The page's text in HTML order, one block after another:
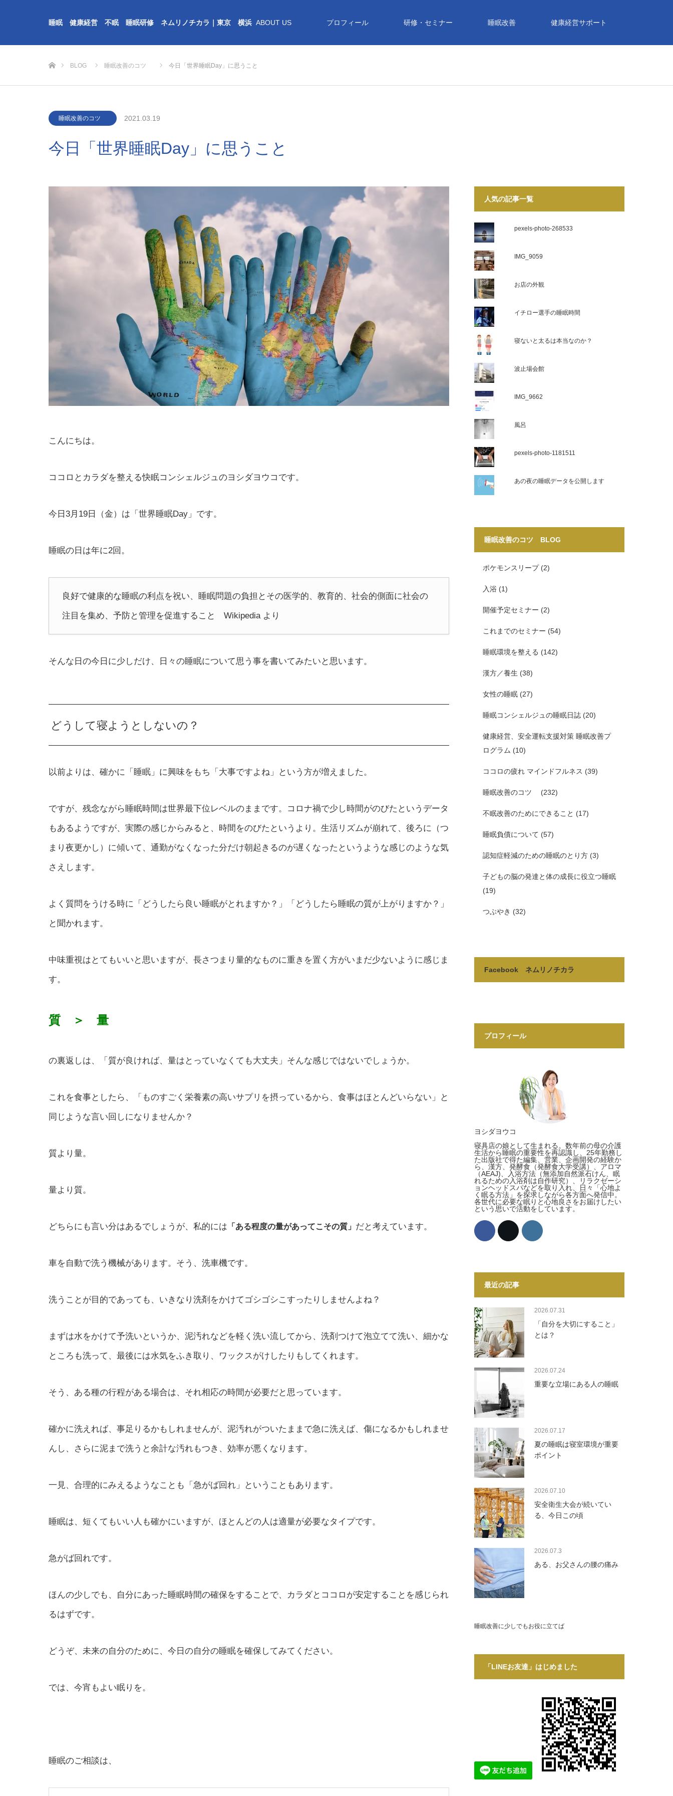
睡眠 健康経営 不眠 睡眠研修 ネムリノチカラ｜東京 横浜 ABOUT US プロフィール 研修・セミナー 睡眠改善 健康経営サポート
BLOG 睡眠改善のコツ 今日「世界睡眠Day」に思うこと
睡眠改善のコツ 2021.03.19
今日「世界睡眠Day」に思うこと
こんにちは。
ココロとカラダを整える快眠コンシェルジュのヨシダヨウコです。
今日3月19日（金）は「世界睡眠Day」です。
睡眠の日は年に2回。
良好で健康的な睡眠の利点を祝い、睡眠問題の負担とその医学的、教育的、社会的側面に社会の
注目を集め、予防と管理を促進すること Wikipedia より
そんな日の今日に少しだけ、日々の睡眠について思う事を書いてみたいと思います。
どうして寝ようとしないの？
以前よりは、確かに「睡眠」に興味をもち「大事ですよね」という方が増えました。
ですが、残念ながら睡眠時間は世界最下位レベルのままです。コロナ禍で少し時間がのびたというデータ
もあるようですが、実際の感じからみると、時間をのびたというより。生活リズムが崩れて、後ろに（つ
まり夜更かし）に傾いて、通勤がなくなった分だけ朝起きるのが遅くなったというような感じのような気
さえします。
よく質問をうける時に「どうしたら良い睡眠がとれますか？」「どうしたら睡眠の質が上がりますか？」
と聞かれます。
中味重視はとてもいいと思いますが、長さつまり量的なものに重きを置く方がいまだ少ないように感じま
す。
質 ＞ 量
の裏返しは、「質が良ければ、量はとっていなくても大丈夫」そんな感じではないでしょうか。
これを食事としたら、「ものすごく栄養素の高いサプリを摂っているから、食事はほとんどいらない」と
同じような言い回しになりませんか？
質より量。
量より質。
どちらにも言い分はあるでしょうが、私的には 「ある程度の量があってこその質」 だと考えています。
車を自動で洗う機械があります。そう、洗車機です。
洗うことが目的であっても、いきなり洗剤をかけてゴシゴシこすったりしませんよね？
まずは水をかけて予洗いというか、泥汚れなどを軽く洗い流してから、洗剤つけて泡立てて洗い、細かな
ところも洗って、最後には水気をふき取り、ワックスがけしたりもしてくれます。
そう、ある種の行程がある場合は、それ相応の時間が必要だと思っています。
確かに洗えれば、事足りるかもしれませんが、泥汚れがついたままで急に洗えば、傷になるかもしれませ
んし、さらに泥まで洗うと余計な汚れもつき、効率が悪くなります。
一見、合理的にみえるようなことも「急がば回れ」ということもあります。
睡眠は、短くてもいい人も確かにいますが、ほとんどの人は適量が必要なタイプです。
急がば回れです。
ほんの少しでも、自分にあった睡眠時間の確保をすることで、カラダとココロが安定することを感じられ
るはずです。
どうぞ、未来の自分のために、今日の自分の睡眠を確保してみてください。
では、今宵もよい眠りを。
睡眠のご相談は、
人気の記事一覧
pexels-photo-268533
IMG_9059
お店の外観
イチロー選手の睡眠時間
寝ないと太るは本当なのか？
波止場会館
IMG_9662
風呂
pexels-photo-1181511
あの夜の睡眠データを公開します
睡眠改善のコツ BLOG
ポケモンスリープ(2)
入浴 (1)
開催予定セミナー (2)
これまでのセミナー (54)
睡眠環境を整える (142)
漢方／養生 (38)
女性の睡眠 (27)
睡眠コンシェルジュの睡眠日誌 (20)
健康経営、安全運転支援対策 睡眠改善プ
ログラム (10)
ココロの疲れ マインドフルネス (39)
睡眠改善のコツ (232)
不眠改善のためにできること (17)
睡眠負債について (57)
認知症軽減のための睡眠のとり方 (3)
子どもの脳の発達と体の成長に役立つ睡眠
(19)
つぶやき (32)
Facebook ネムリノチカラ
プロフィール
ヨシダヨウコ
寝具店の娘として生まれる。数年前の母の介護
生活から睡眠の重要性を再認識し、25年勤務し
た出版社で得た編集、営業、企画開発の経験か
ら、漢方、発酵食（発酵食大学受講）、アロマ
（AEAJ)、入浴方法（無添加自然派石けん、眠
れるための入浴剤は自作研究）、リラクゼーシ
ョンヘッドスパなどを取り入れ、日々「心地よ
く眠る方法」を探求しながら各方面へ発信中。
各世代に必要な眠りと心地良さをお届けしたい
という思いで活動をしています。
最近の記事
2026.07.31
「自分を大切にすること」
とは？
2026.07.24
重要な立場にある人の睡眠
2026.07.17
夏の睡眠は寝室環境が重要
ポイント
2026.07.10
安全衛生大会が続いてい
る、今日この頃
2026.07.3
ある、お父さんの腰の痛み
睡眠改善に少しでもお役に立てば
「LINEお友達」はじめました